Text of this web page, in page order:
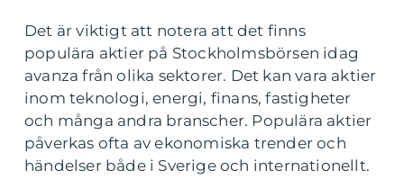
Det är viktigt att notera att det finns
populära aktier på Stockholmsbörsen idag
avanza från olika sektorer. Det kan vara aktier
inom teknologi, energi, finans, fastigheter
och många andra branscher. Populära aktier
påverkas ofta av ekonomiska trender och
händelser både i Sverige och internationellt.